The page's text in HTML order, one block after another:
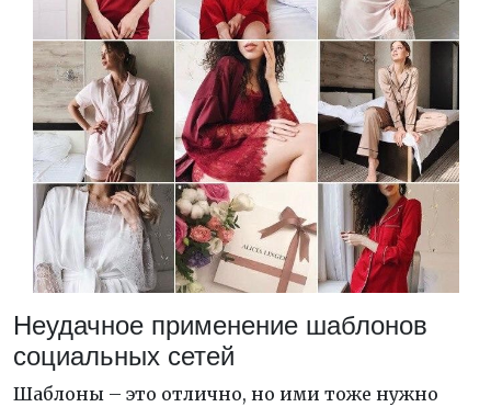
Неудачное применение шаблонов
социальных сетей
Шаблоны – это отлично, но ими тоже нужно